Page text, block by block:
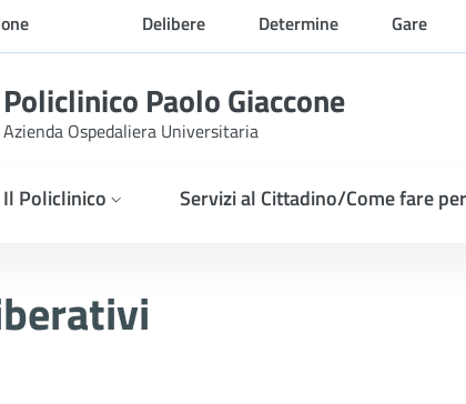
Delibere Determine Gare
Policlinico Paolo Giaccone
Azienda Ospedaliera Universitaria
Il Policlinico Servizi al Cittadino/Come fare per